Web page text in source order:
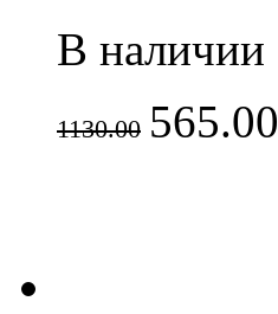
В наличии
1130.00 565.00